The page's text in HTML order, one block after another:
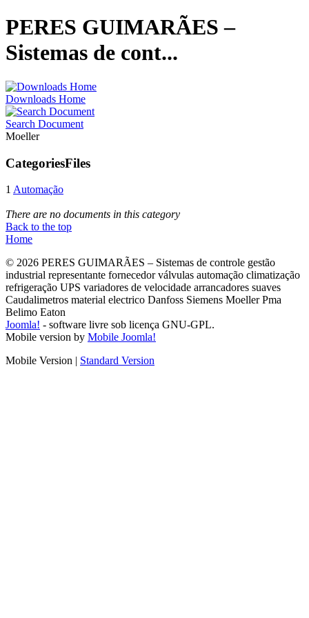
PERES GUIMARÃES –
Sistemas de cont...
Downloads Home
Search Document
Moeller
CategoriesFiles
1 Automação
There are no documents in this category
Back to the top
Home
© 2026 PERES GUIMARÃES – Sistemas de controle gestão
industrial representante fornecedor válvulas automação climatização
refrigeração UPS variadores de velocidade arrancadores suaves
Caudalimetros material electrico Danfoss Siemens Moeller Pma
Belimo Eaton
Joomla! - software livre sob licença GNU-GPL.
Mobile version by Mobile Joomla!
Mobile Version | Standard Version